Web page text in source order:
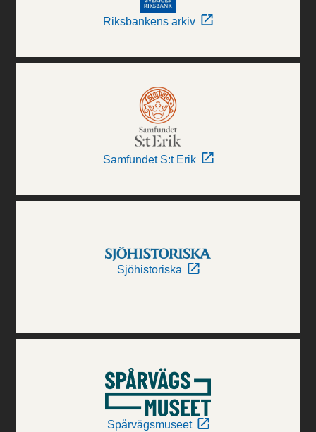
Riksbankens arkiv
Samfundet S:t Erik
Sjöhistoriska
Spårvägsmuseet